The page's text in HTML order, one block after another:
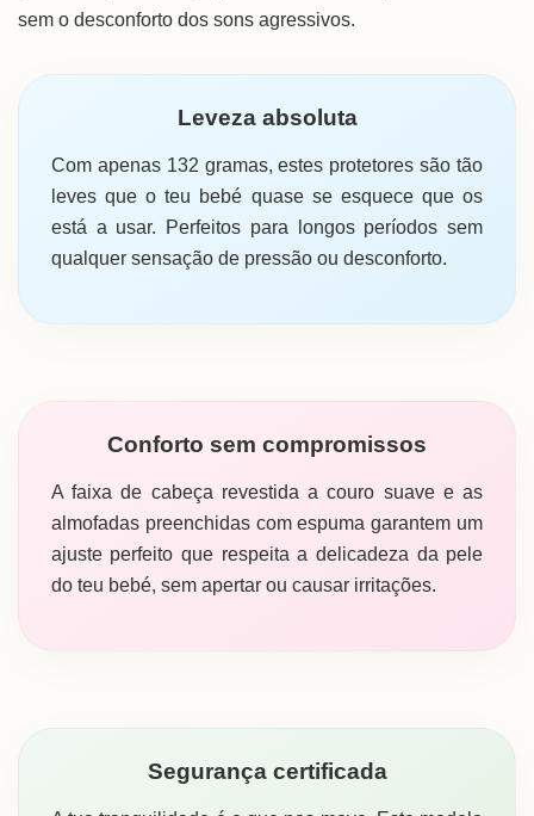
sem o desconforto dos sons agressivos.
Leveza absoluta
Com apenas 132 gramas, estes protetores são tão
leves que o teu bebé quase se esquece que os
está a usar. Perfeitos para longos períodos sem
qualquer sensação de pressão ou desconforto.
Conforto sem compromissos
A faixa de cabeça revestida a couro suave e as
almofadas preenchidas com espuma garantem um
ajuste perfeito que respeita a delicadeza da pele
do teu bebé, sem apertar ou causar irritações.
Segurança certificada